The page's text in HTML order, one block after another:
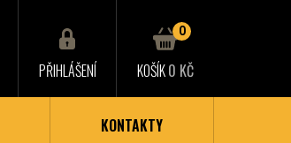
PŘIHLÁŠENÍ
0
KOŠÍK0 KČ
KONTAKTY